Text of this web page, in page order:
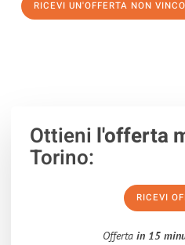
RICEVI UN'OFFERTA NON
Ottieni l'offerta
Torino:
RICEVI
Offerta in 15